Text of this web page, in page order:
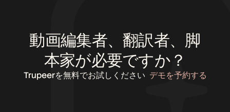
動画編集者、翻訳者、脚
本家が必要ですか？
Trupeerを無料でお試しください デモを予約する